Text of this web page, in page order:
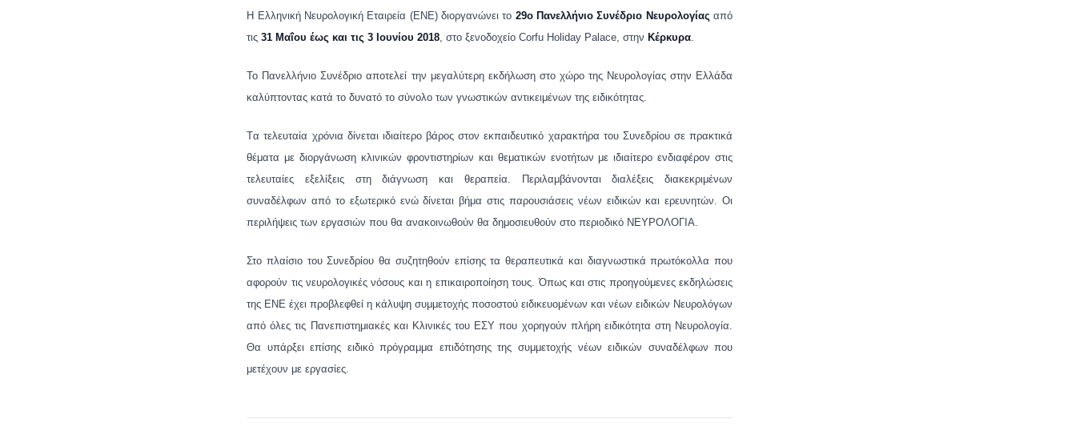
Η Ελληνική Νευρολογική Εταιρεία (ΕΝΕ) διοργανώνει το 29ο Πανελλήνιο Συνέδριο Νευρολογίαςαπό
τις31 Μαΐου έως και τις 3 Ιουνίου 2018, στο ξενοδοχείο Corfu Holiday Palace, στην Κέρκυρα.
Το Πανελλήνιο Συνέδριο αποτελεί την μεγαλύτερη εκδήλωση στο χώρο της Νευρολογίας στην Ελλάδα
καλύπτοντας κατά το δυνατό το σύνολο των γνωστικών αντικειμένων της ειδικότητας.
Tα τελευταία χρόνια δίνεται ιδιαίτερο βάρος στον εκπαιδευτικό χαρακτήρα του Συνεδρίου σε πρακτικά
θέματα με διοργάνωση κλινικών φροντιστηρίων και θεματικών ενοτήτων με ιδιαίτερο ενδιαφέρον στις
τελευταίες εξελίξεις στη διάγνωση και θεραπεία. Περιλαμβάνονται διαλέξεις διακεκριμένων
συναδέλφων από το εξωτερικό ενώ δίνεται βήμα στις παρουσιάσεις νέων ειδικών και ερευνητών. Οι
περιλήψεις των εργασιών που θα ανακοινωθούν θα δημοσιευθούν στο περιοδικό ΝΕΥΡΟΛΟΓΙΑ.
Στο πλαίσιο του Συνεδρίου θα συζητηθούν επίσης τα θεραπευτικά και διαγνωστικά πρωτόκολλα που
αφορούν τις νευρολογικές νόσους και η επικαιροποίηση τους. Όπως και στις προηγούμενες εκδηλώσεις
της ΕΝΕ έχει προβλεφθεί η κάλυψη συμμετοχής ποσοστού ειδικευομένων και νέων ειδικών Νευρολόγων
από όλες τις Πανεπιστημιακές και Κλινικές του ΕΣΥ που χορηγούν πλήρη ειδικότητα στη Νευρολογία.
Θα υπάρξει επίσης ειδικό πρόγραμμα επιδότησης της συμμετοχής νέων ειδικών συναδέλφων που
μετέχουν με εργασίες.